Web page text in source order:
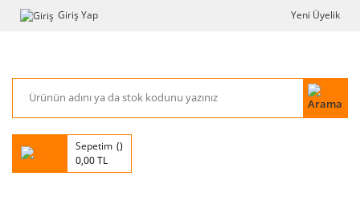
Giriş Yap Yeni Üyelik
Sepetim
0,00 TL